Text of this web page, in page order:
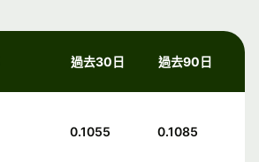
過去30日 過去90日
0.1055 0.1085